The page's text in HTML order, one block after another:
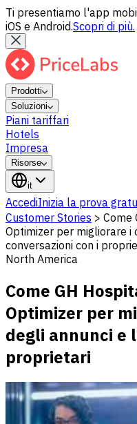
Ti presentiamo l'app
iOS e Android.Scopri di più.
Prodotti
Soluzioni
Piani tariffari
Hotels
Impresa
Risorse
it
AccediInizia la prova
Customer Stories > Come
Optimizer per migliorare i
conversazioni con i
North America
Come GH
Optimizer per
degli annunci e
proprietari